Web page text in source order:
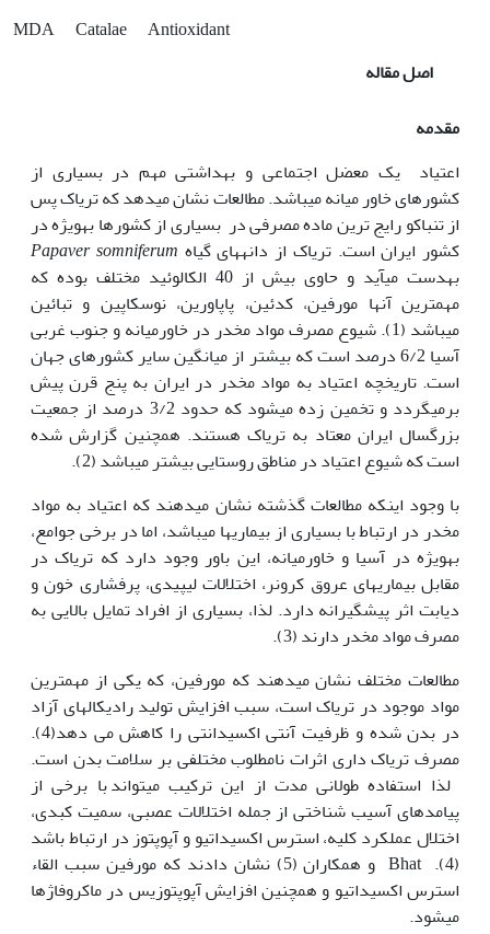
MDA Catalae
Antioxidant
اصل مقاله
مقدمه
اعتیاد یک معضل اجتماعی و بهداشتی مهم در بسیاری از
کشورهای خاور میانه می‫باشد. مطالعات نشان می‫دهد که تریاک پس
از تنباکو رایج ترین ماده مصرفی در بسیاری از کشورها به‫ویژه در
کشور ایران است. تریاک از دانه‫های گیاه
Papaver somniferum
به‫دست می‫آید و حاوی بیش از 40 الکالوئید مختلف بوده که
مهم‫ترین آن‫ها مورفین، کدئین، پاپاورین، نوسکاپین و تبائین
می‫باشد (1). شیوع مصرف مواد مخدر در خاورمیانه و جنوب غربی
آسیا 6/2 درصد است که بیشتر از میانگین سایر کشورهای جهان
است. تاریخچه اعتیاد به مواد مخدر در ایران به پنج قرن پیش
برمی‫گردد و تخمین زده می‫شود که حدود 3/2 درصد از جمعیت
بزرگسال ایران معتاد به تریاک هستند. همچنین گزارش شده
است که شیوع اعتیاد در مناطق روستایی بیشتر می‫باشد (2).
با وجود اینکه مطالعات گذشته نشان می‫دهند که اعتیاد به مواد
مخدر در ارتباط با بسیاری از بیماری‫ها می‫باشد، اما در برخی جوامع،
به‫ویژه در آسیا و خاورمیانه، این باور وجود دارد که تریاک در
مقابل بیماری‫های عروق کرونر، اختلالات لیپیدی، پرفشاری خون و
دیابت اثر پیشگیرانه دارد. لذا، بسیاری از افراد تمایل بالایی به
مصرف مواد مخدر دارند (3).
مطالعات مختلف نشان می‫دهند که مورفین، که یکی از مهم‫ترین
مواد موجود در تریاک است، سبب افزایش تولید رادیکال‫های آزاد
در بدن شده و ظرفیت آنتی اکسیدانتی را کاهش می دهد(4).
مصرف تریاک داری اثرات نامطلوب مختلفی بر سلامت بدن است.
لذا استفاده طولانی مدت از این ترکیب می‫تواند با برخی از
پیامدهای آسیب شناختی از جمله اختلالات عصبی، سمیت کبدی،
اختلال عملکرد کلیه، استرس اکسیداتیو و آپوپتوز در ارتباط باشد
(4). Bhat و همکاران (5) نشان دادند که مورفین سبب القاء
استرس اکسیداتیو و همچنین افزایش آپوپتوزیس در ماکروفاژها
می‫شود.